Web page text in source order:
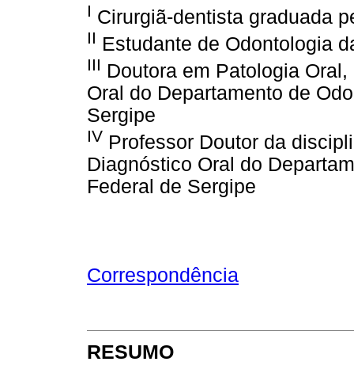
I Cirurgiã-dentista graduada
II Estudante de Odontologia
III Doutora em Patologia
Oral do Departamento de
Sergipe
IV Professor Doutor da
Diagnóstico Oral do
Federal de Sergipe
Correspondência
RESUMO